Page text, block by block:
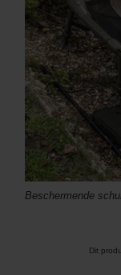
Beschermende
Dit